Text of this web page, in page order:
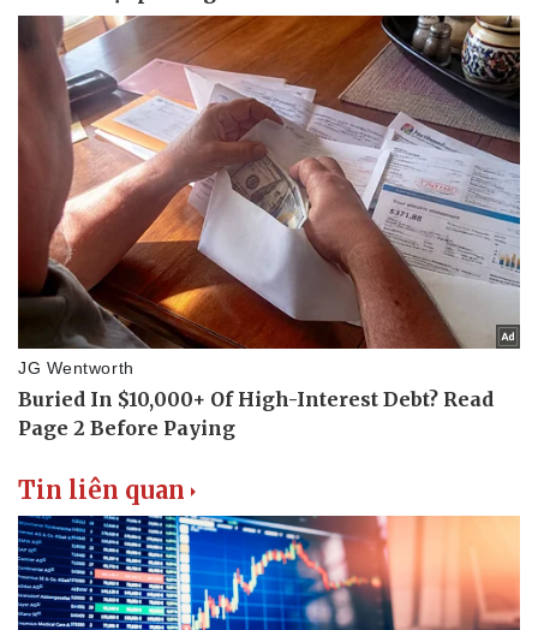
Tin liên quan